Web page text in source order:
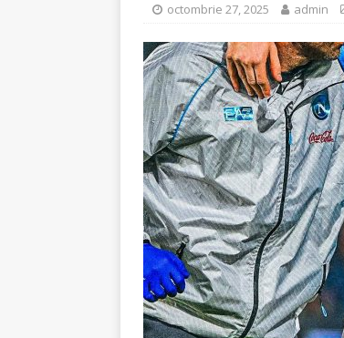
octombrie 27, 2025 admin